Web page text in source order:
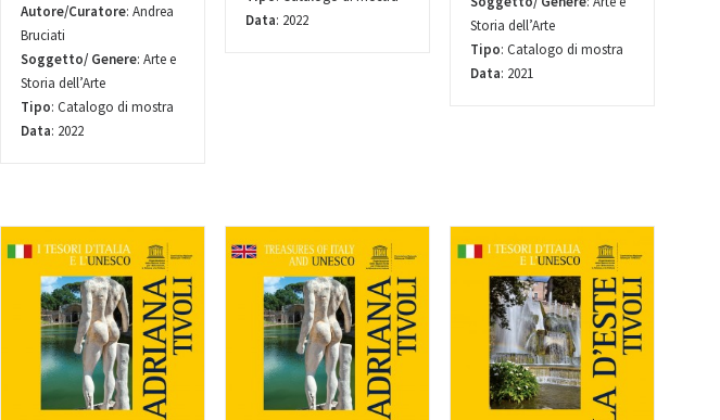
Autore/Curatore: Andrea
Bruciati
Soggetto/ Genere: Arte e
Storia dell’Arte
Tipo: Catalogo di mostra
Data: 2022
Data: 2022
Storia dell’Arte
Tipo: Catalogo di mostra
Data: 2021